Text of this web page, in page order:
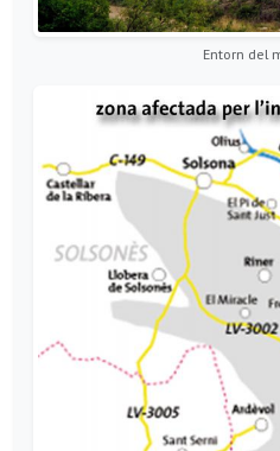
Entorn del